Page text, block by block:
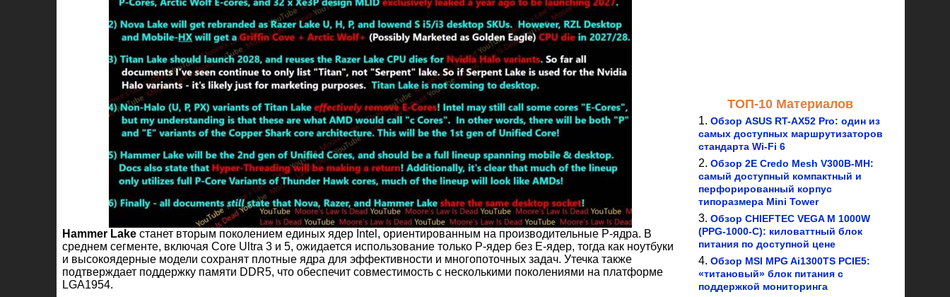
Hammer Lake станет вторым поколением единых ядер Intel, ориентированным на производительные P‑ядра. В
среднем сегменте, включая Core Ultra 3 и 5, ожидается использование только P‑ядер без E‑ядер, тогда как ноутбуки
и высокоядерные модели сохранят плотные ядра для эффективности и многопоточных задач. Утечка также
подтверждает поддержку памяти DDR5, что обеспечит совместимость с несколькими поколениями на платформе
LGA1954.
ТОП-10 Материалов
Обзор ASUS RT-AX52 Pro: один из
самых доступных маршрутизаторов
стандарта Wi-Fi 6
Обзор 2E Credo Mesh V300B-MH:
самый доступный компактный и
перфорированный корпус
типоразмера Mini Tower
Обзор CHIEFTEC VEGA M 1000W
(PPG-1000-C): киловаттный блок
питания по доступной цене
Обзор MSI MPG Ai1300TS PCIE5:
«титановый» блок питания с
поддержкой мониторинга